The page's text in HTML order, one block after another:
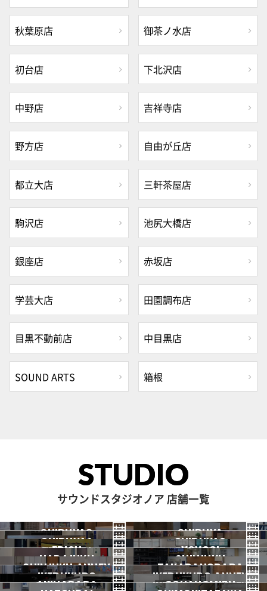
秋葉原店 御茶ノ水店
初台店 下北沢店
中野店 吉祥寺店
野方店 自由が丘店
都立大店 三軒茶屋店
駒沢店 池尻大橋店
銀座店 赤坂店
学芸大店 田園調布店
目黒不動前店 中目黒店
SOUND ARTS 箱根
STUDIO
サウンドスタジオノア 店舗一覧
SHIBUYA3
渋谷3号
2026.07 OPEN
SHIBUYA
渋谷本店
SHIBUYA1
渋谷1号
SHIBUYA2
渋谷2号
EBISU
恵比寿
YOYOGI
代々木
HARAJUKU
原宿
SHINJUKU
新宿
SHINJUKU ANNEX
新宿ANNEX
TAKADANOBABA
高田馬場
IKEBUKURO IKEBUKURO ANNEX
AKIHABARA OCHANOMIZU